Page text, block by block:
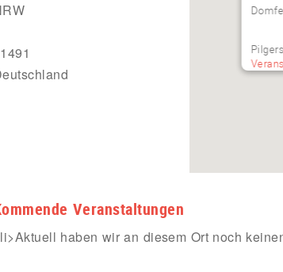
Veranstaltungen
haben wir an diesem Ort noch